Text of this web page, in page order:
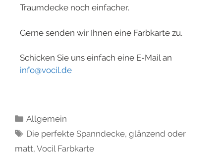
Traumdecke noch einfacher.
Gerne senden wir Ihnen eine Farbkarte zu.
Schicken Sie uns einfach eine E-Mail an
info@vocil.de
Allgemein
Die perfekte Spanndecke,glänzend oder
matt, Vocil Farbkarte